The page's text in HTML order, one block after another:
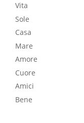
Vita
Sole
Casa
Mare
Amore
Cuore
Amici
Bene